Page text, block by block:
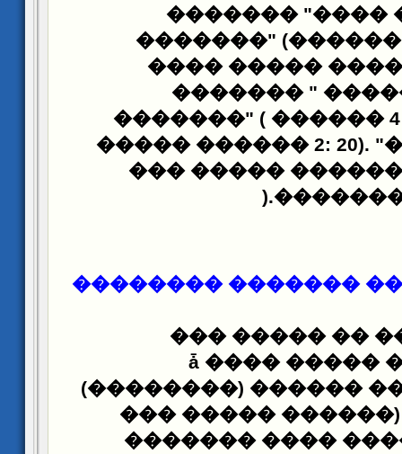
������� "����
�������" (������
���� �����
������� "
�������" ( ������ 4
����� ������ 2: 20).
��� �����
�������"
).
����� �����
��� ���
���
������ǡ ����
(��������) ������
��� ����� ������
������� ����